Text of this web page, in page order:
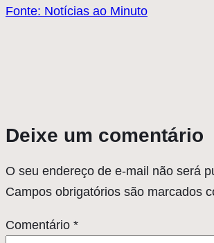
Fonte: Notícias ao Minuto
Deixe um comentário
O seu endereço de e-mail não será
Campos obrigatórios são marcados
Comentário *